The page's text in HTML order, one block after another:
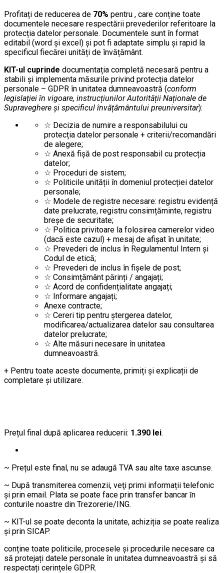
Profitați de reducerea de 70% pentru , care conține toate
documentele necesare respectării prevederilor referitoare la
protecția datelor personale. Documentele sunt în format
editabil (word și excel) și pot fi adaptate simplu și rapid la
specificul fiecărei unități de învățământ.
KIT-ul cuprinde documentația completă necesară pentru a
stabili şi implementa măsurile privind protecția datelor
personale – GDPR în unitatea dumneavoastră (conform
legislației în vigoare, instrucțiunilor Autorității Naționale de
Supraveghere și specificul învățământului preuniversitar):
☆ Decizia de numire a responsabilului cu
protecția datelor personale + criterii/recomandări
de alegere;
☆ Anexă fişă de post responsabil cu protecția
datelor;
☆ Proceduri de sistem;
☆ Politicile unității în domeniul protecției datelor
personale;
☆ Modele de registre necesare: registru evidență
date prelucrate, registru consimțăminte, registru
breșe de securitate;
☆ Politica privitoare la folosirea camerelor video
(dacă este cazul) + mesaj de afişat în unitate;
☆ Prevederi de inclus în Regulamentul Intern şi
Codul de etică;
☆ Prevederi de inclus în fişele de post;
☆ Consimțământ părinți / angajați;
☆ Acord de confidențialitate angajați;
☆ Informare angajați;
Anexe contracte;
☆ Cereri tip pentru ștergerea datelor,
modificarea/actualizarea datelor sau consultarea
datelor prelucrate;
☆ Alte măsuri necesare în unitatea
dumneavoastră.
+ Pentru toate aceste documente, primiți şi explicații de
completare şi utilizare.
Prețul final după aplicarea reducerii: 1.390 lei.
~ Prețul este final, nu se adaugă TVA sau alte taxe ascunse.
~ După transmiterea comenzii, veţi primi informații telefonic
şi prin email. Plata se poate face prin transfer bancar ȋn
conturile noastre din Trezorerie/ING.
~ KIT-ul se poate deconta la unitate, achiziția se poate realiza
şi prin SICAP.
conține toate politicile, procesele și procedurile necesare ca
să protejați datele personale în unitatea dumneavoastră și să
respectați cerințele GDPR.